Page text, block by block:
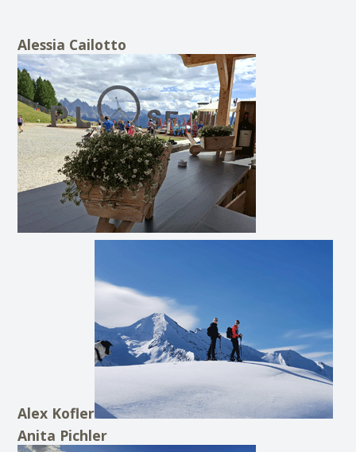
Alessia Cailotto
Alex Kofler
Anita Pichler